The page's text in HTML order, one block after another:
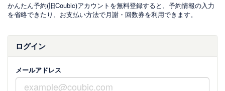
かんたん予約(旧Coubic)アカウントを無料登録すると、予約情報の入力
を省略できたり、お支払い方法で月謝・回数券を利用できます。
ログイン
メールアドレス